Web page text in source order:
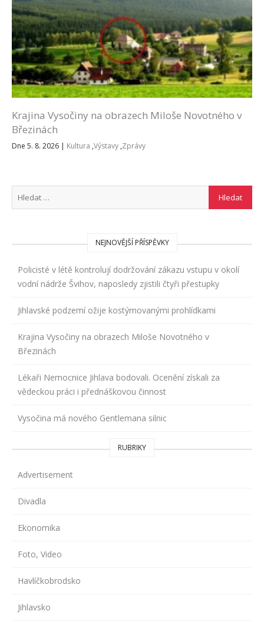
Krajina Vysočiny na obrazech Miloše Novotného v
Březinách
Dne 5. 8. 2026 | Kultura ,Výstavy ,Zprávy
NEJNOVĚJŠÍ PŘÍSPĚVKY
Policisté v létě kontrolují dodržování zákazu vstupu v okolí
vodní nádrže Švihov, naposledy zjistili čtyři přestupky
Jihlavské podzemí ožije kostýmovanými prohlídkami
Krajina Vysočiny na obrazech Miloše Novotného v
Březinách
Lékaři Nemocnice Jihlava bodovali. Ocenění získali za
vědeckou práci i přednáškovou činnost
Vysočina má nového Gentlemana silnic
RUBRIKY
Advertisement
Divadla
Ekonomika
Foto, Video
Havlíčkobrodsko
Jihlavsko